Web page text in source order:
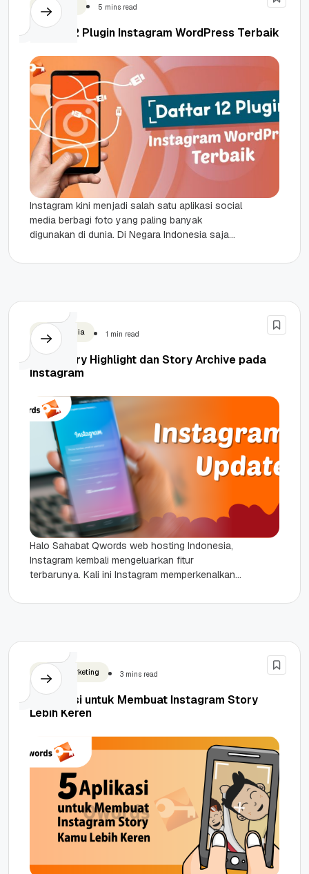
WordPress 5 mins read
Daftar 12 Plugin Instagram WordPress Terbaik
Instagram kini menjadi salah satu aplikasi social
media berbagi foto yang paling banyak
digunakan di dunia. Di Negara Indonesia saja
Social Media 1 min read
Fitur Story Highlight dan Story Archive pada
Instagram
Halo Sahabat Qwords web hosting Indonesia,
Instagram kembali mengeluarkan fitur
terbarunya. Kali ini Instagram memperkenalkan
dilakukan Instagram guna...
Digital Marketing 3 mins read
5 Aplikasi untuk Membuat Instagram Story
Lebih Keren